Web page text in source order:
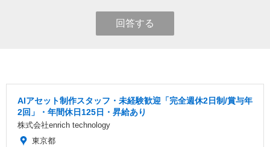
回答する
AIアセット制作スタッフ・未経験歓迎「完全週休2日制/賞与年
2回」・年間休日125日・昇給あり
株式会社enrich technology
東京都